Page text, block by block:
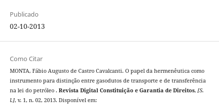
Publicado
02-10-2013
Como Citar
MONTA, Fábio Augusto de Castro Cavalcanti. O papel da hermenêutica como
instrumento para distinção entre gasodutos de transporte e de transferência
na lei do petróleo . Revista Digital Constituição e Garantia de Direitos, [S.
l.], v. 1, n. 02, 2013. Disponível em: